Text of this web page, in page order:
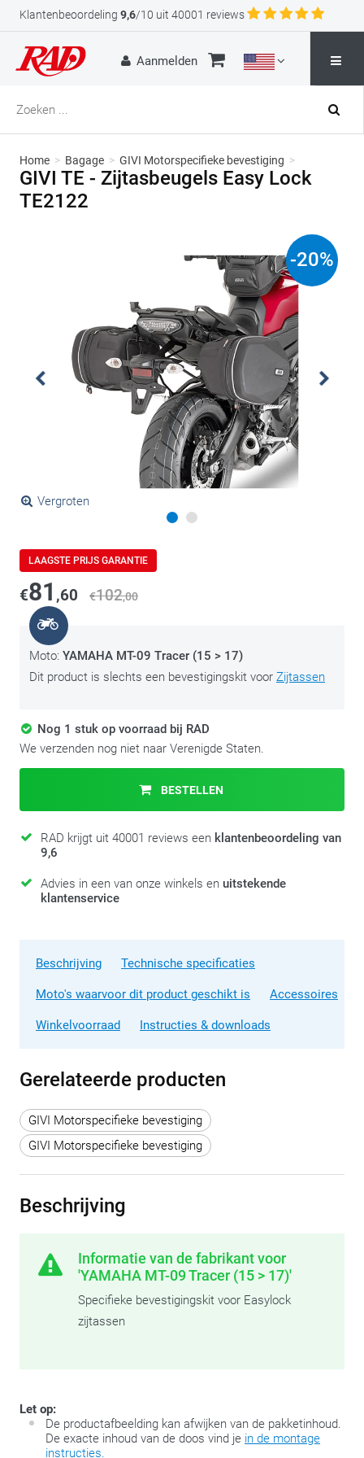
Klantenbeoordeling 9,6/10 uit 40001 reviews
Aanmelden
Home > Bagage > GIVI Motorspecifieke bevestiging >
GIVI TE - Zijtasbeugels Easy Lock
TE2122
Vergroten
-20%
LAAGSTE PRIJS GARANTIE
€81 ,60 €102,00
Moto: YAMAHA MT-09 Tracer (15 > 17)
Dit product is slechts een bevestigingskit voor Zijtassen
Nog 1 stuk op voorraad bij RAD
We verzenden nog niet naar Verenigde Staten.
BESTELLEN
RAD krijgt uit 40001 reviews een klantenbeoordeling van
9,6
Advies in een van onze winkels en uitstekende
klantenservice
Beschrijving Technische specificaties
Moto's waarvoor dit product geschikt is Accessoires
Winkelvoorraad Instructies & downloads
Gerelateerde producten
GIVI Motorspecifieke bevestiging
GIVI Motorspecifieke bevestiging
Beschrijving
Informatie van de fabrikant voor
'YAMAHA MT-09 Tracer (15 > 17)'
Specifieke bevestigingskit voor Easylock
zijtassen
Let op:
De productafbeelding kan afwijken van de pakketinhoud.
De exacte inhoud van de doos vind je in de montage
instructies.